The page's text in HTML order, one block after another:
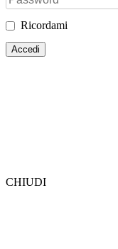
Ricordami
CHIUDI